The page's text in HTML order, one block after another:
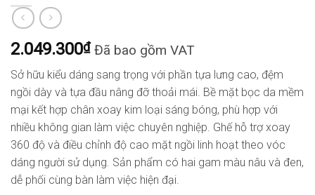
2.049.300₫ Đã bao gồm VAT
Sở hữu kiểu dáng sang trọng với phần tựa lưng cao, đệm
ngồi dày và tựa đầu nâng đỡ thoải mái. Bề mặt bọc da mềm
mại kết hợp chân xoay kim loại sáng bóng, phù hợp với
nhiều không gian làm việc chuyên nghiệp. Ghế hỗ trợ xoay
360 độ và điều chỉnh độ cao mặt ngồi linh hoạt theo vóc
dáng người sử dụng. Sản phẩm có hai gam màu nâu và đen,
dễ phối cùng bàn làm việc hiện đại.